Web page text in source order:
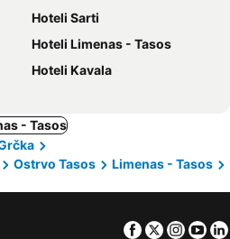
Hoteli Sarti
Hoteli Limenas - Tasos
Hoteli Kavala
- Tasos
Ostrvo Tasos
Limenas - Tasos
Facebook
Twitter